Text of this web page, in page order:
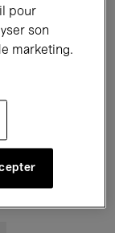
pour
son
marketing.